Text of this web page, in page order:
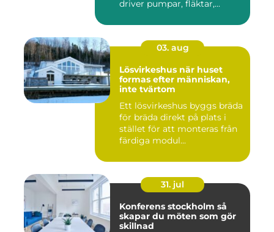
driver pumpar, fläktar,...
03. aug
Lösvirkeshus när huset
formas efter människan,
inte tvärtom
Ett lösvirkeshus byggs bräda
för bräda direkt på plats i
stället för att monteras från
färdiga modul...
31. jul
Konferens stockholm så
skapar du möten som gör
skillnad